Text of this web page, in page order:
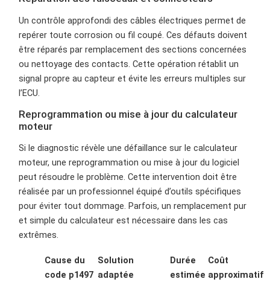
Un contrôle approfondi des câbles électriques permet de
repérer toute corrosion ou fil coupé. Ces défauts doivent
être réparés par remplacement des sections concernées
ou nettoyage des contacts. Cette opération rétablit un
signal propre au capteur et évite les erreurs multiples sur
l’ECU.
Reprogrammation ou mise à jour du calculateur
moteur
Si le diagnostic révèle une défaillance sur le calculateur
moteur, une reprogrammation ou mise à jour du logiciel
peut résoudre le problème. Cette intervention doit être
réalisée par un professionnel équipé d’outils spécifiques
pour éviter tout dommage. Parfois, un remplacement pur
et simple du calculateur est nécessaire dans les cas
extrêmes.
Cause du
code p1497
Solution
adaptée
Durée
estimée
Coût
approximatif